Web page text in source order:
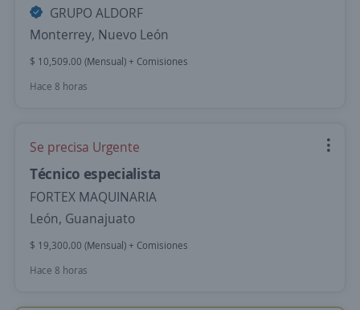
GRUPO ALDORF
Monterrey, Nuevo León
$ 10,509.00 (Mensual) + Comisiones
Hace 8 horas
Se precisa Urgente
Técnico especialista
FORTEX MAQUINARIA
León, Guanajuato
$ 19,300.00 (Mensual) + Comisiones
Hace 8 horas